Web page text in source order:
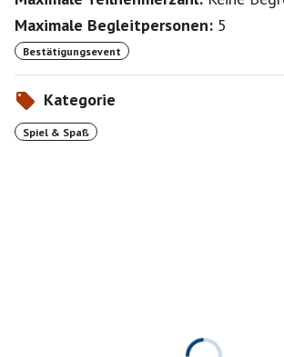
Maximale Begleitpersonen: 5
Bestätigungsevent
Kategorie
Spiel & Spaß